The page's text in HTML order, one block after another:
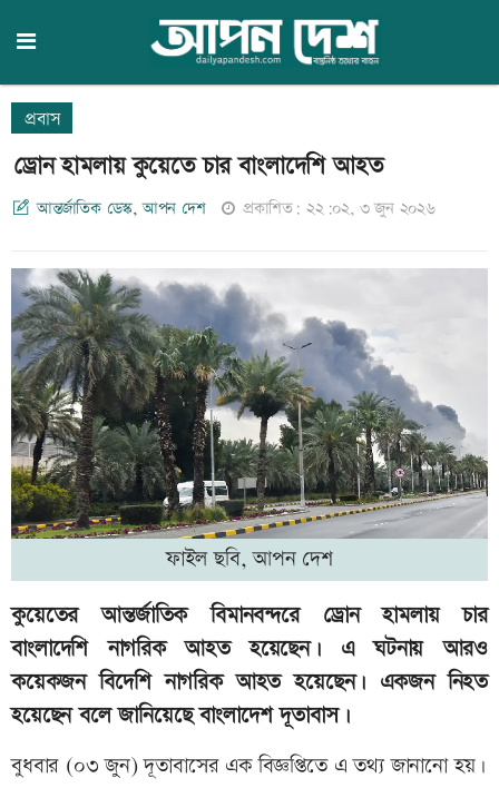
প্রবাস
ড্রোন হামলায় কুয়েতে চার বাংলাদেশি আহত
আন্তর্জাতিক ডেস্ক, আপন দেশ প্রকাশিত: ২২:০২, ৩ জুন ২০২৬
ফাইল ছবি, আপন দেশ
কুয়েতের আন্তর্জাতিক বিমানবন্দরে ড্রোন হামলায় চার
বাংলাদেশি নাগরিক আহত হয়েছেন। এ ঘটনায় আরও
কয়েকজন বিদেশি নাগরিক আহত হয়েছেন। একজন নিহত
হয়েছেন বলে জানিয়েছে বাংলাদেশ দূতাবাস।
বুধবার (০৩ জুন) দূতাবাসের এক বিজ্ঞপ্তিতে এ তথ্য জানানো হয়।